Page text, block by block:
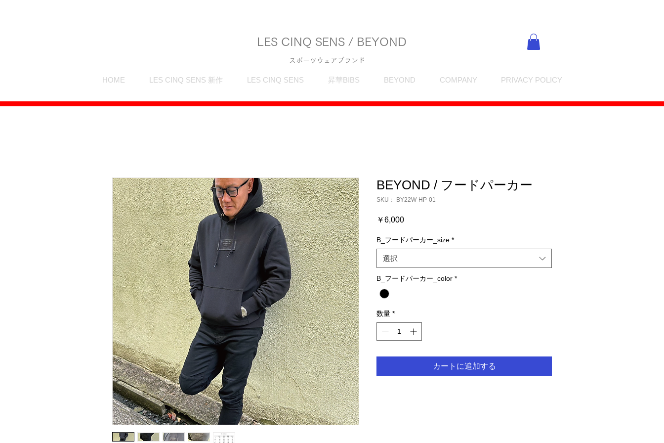
LES CINQ SENS / BEYOND
スポーツウェアブランド
HOME LES CINQ SENS 新作 LES CINQ SENS 昇華BIBS BEYOND COMPANY PRIVACY POLICY
BEYOND / フードパーカー
SKU： BY22W-HP-01
￥6,000価
B_フードパーカー_size *
選択
B_フードパーカー_color *
数量 *
カートに追加する